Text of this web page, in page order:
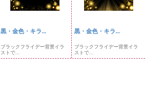
黒・金色・キラ...
ブラックフライデー背景イラ
ストで...
黒・金色・キラ...
ブラックフライデー背景イラ
ストで...